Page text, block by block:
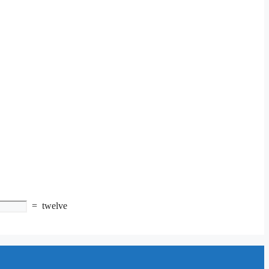
= twelve